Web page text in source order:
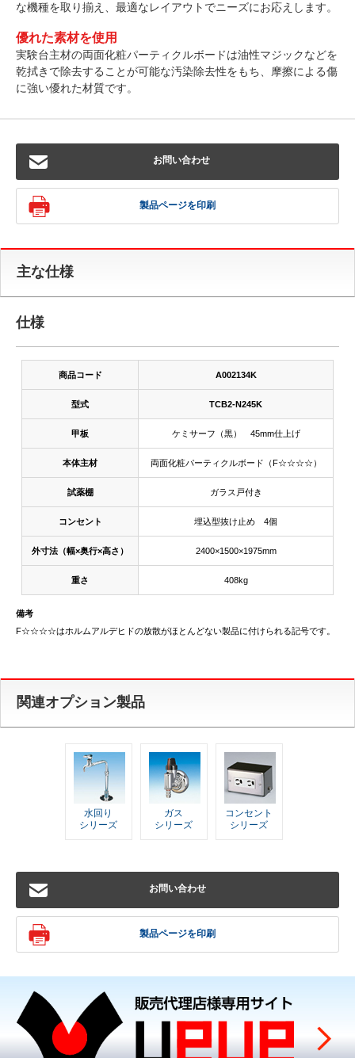
な機種を取り揃え、最適なレイアウトでニーズにお応えします。
優れた素材を使用
実験台主材の両面化粧パーティクルボードは油性マジックなどを
乾拭きで除去することが可能な汚染除去性をもち、摩擦による傷
に強い優れた材質です。
お問い合わせ
製品ページを印刷
主な仕様
仕様
商品コード A002134K
型式 TCB2-N245K
甲板 ケミサーフ（黒） 45mm仕上げ
本体主材 両面化粧パーティクルボード（F☆☆☆☆）
試薬棚 ガラス戸付き
コンセント 埋込型抜け止め 4個
外寸法（幅×奥行×高さ） 2400×1500×1975mm
重さ 408kg
備考
F☆☆☆☆はホルムアルデヒドの放散がほとんどない製品に付けられる記号です。
関連オプション製品
水回り
シリーズ
ガス
シリーズ
コンセント
シリーズ
お問い合わせ
製品ページを印刷